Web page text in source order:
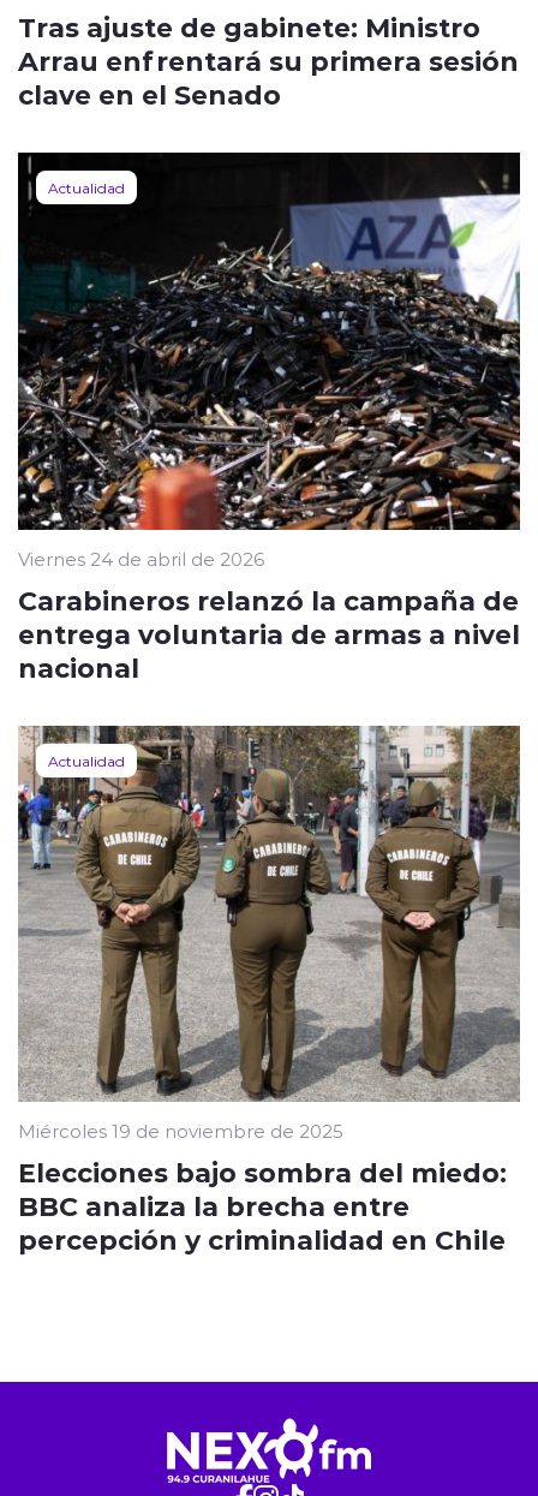
Tras ajuste de gabinete: Ministro
Arrau enfrentará su primera sesión
clave en el Senado
Actualidad
Viernes 24 de abril de 2026
Carabineros relanzó la campaña de
entrega voluntaria de armas a nivel
nacional
Actualidad
Miércoles 19 de noviembre de 2025
Elecciones bajo sombra del miedo:
BBC analiza la brecha entre
percepción y criminalidad en Chile